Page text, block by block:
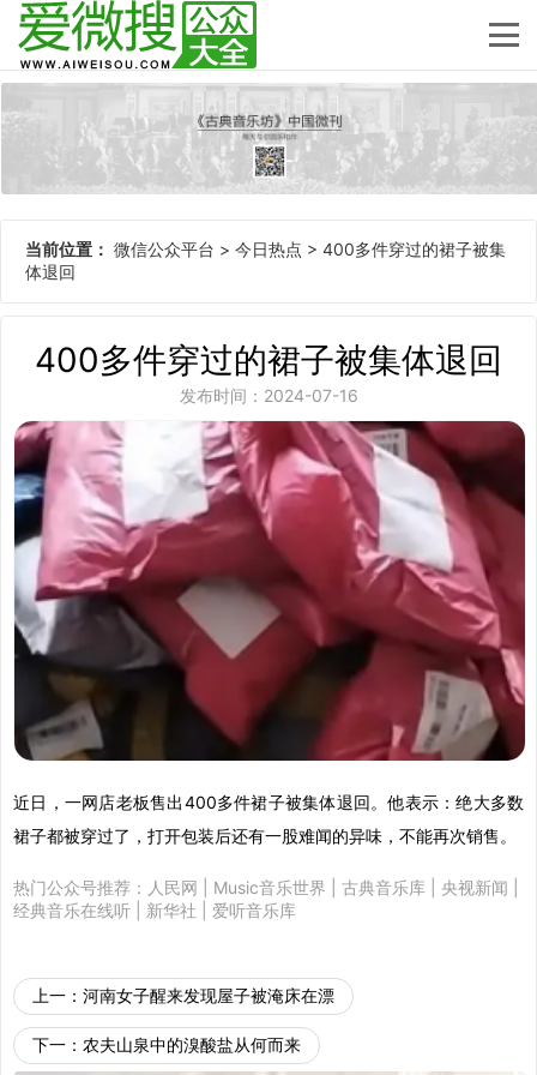
当前位置： 微信公众平台 > 今日热点 > 400多件穿过的裙子被集
体退回
400多件穿过的裙子被集体退回
发布时间：2024-07-16
近日，一网店老板售出400多件裙子被集体退回。他表示：绝大多数
裙子都被穿过了，打开包装后还有一股难闻的异味，不能再次销售。
热门公众号推荐： 人民网 Music音乐世界 古典音乐库 央视新闻
经典音乐在线听
新华社 爱听音乐库
上一： 河南女子醒来发现屋子被淹床在漂
下一： 农夫山泉中的溴酸盐从何而来